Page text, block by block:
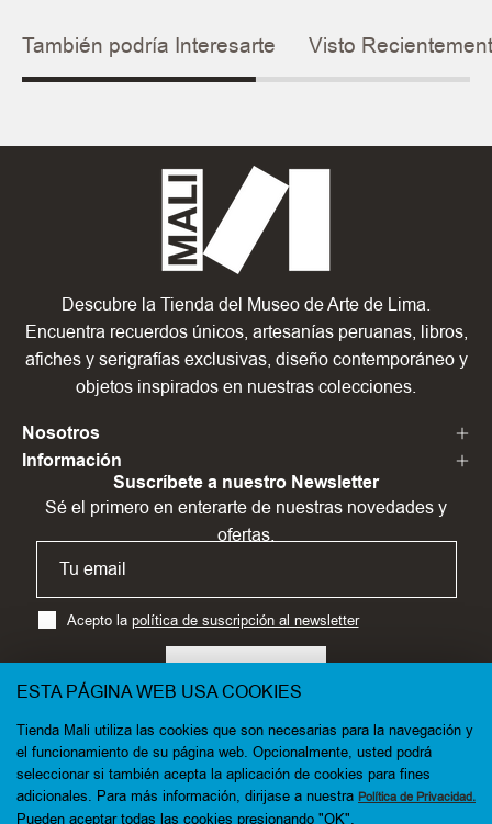
También podría Interesarte Visto
Descubre la Tienda del Museo de Arte de Lima.
Encuentra recuerdos únicos, artesanías peruanas, libros,
afiches y serigrafías exclusivas, diseño contemporáneo y
objetos inspirados en nuestras colecciones.
Nosotros
Información
Suscríbete a nuestro Newsletter
Sé el primero en enterarte de nuestras novedades y
ofertas.
Acepto la política de suscripción al newsletter
Idioma
ESTA PÁGINA WEB USA COOKIES
Tienda Mali utiliza las cookies que son necesarias para la navegación y
el funcionamiento de su página web. Opcionalmente, usted podrá
seleccionar si también acepta la aplicación de cookies para fines
adicionales. Para más información, dirijase a nuestra Política de Privacidad.
Pueden aceptar todas las cookies presionando "OK".